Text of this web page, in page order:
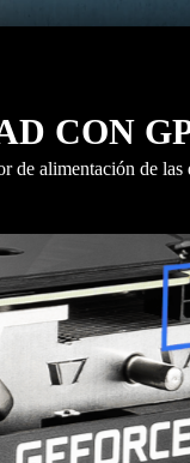
CON
de alimentación de las